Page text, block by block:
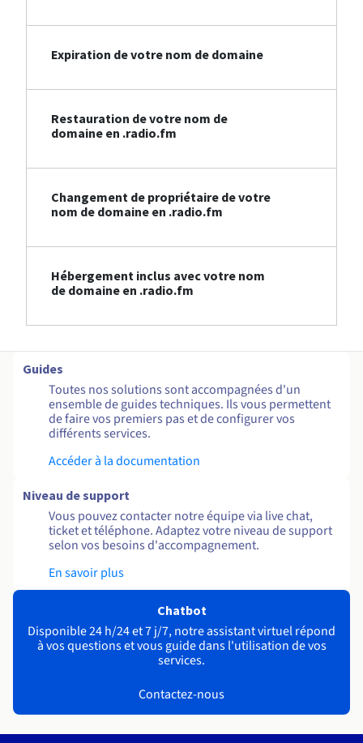
Expiration de votre nom de domaine
Restauration de votre nom de
domaine en .radio.fm
Changement de propriétaire de votre
nom de domaine en .radio.fm
Hébergement inclus avec votre nom
de domaine en .radio.fm
Guides
Toutes nos solutions sont accompagnées d'un
ensemble de guides techniques. Ils vous permettent
de faire vos premiers pas et de configurer vos
différents services.
Accéder à la documentation
Niveau de support
Vous pouvez contacter notre équipe via live chat,
ticket et téléphone. Adaptez votre niveau de support
selon vos besoins d'accompagnement.
En savoir plus
Chatbot
Disponible 24 h/24 et 7 j/7, notre assistant virtuel répond
à vos questions et vous guide dans l'utilisation de vos
services.
Contactez-nous